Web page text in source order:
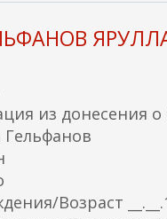
из донесения о
Возраст